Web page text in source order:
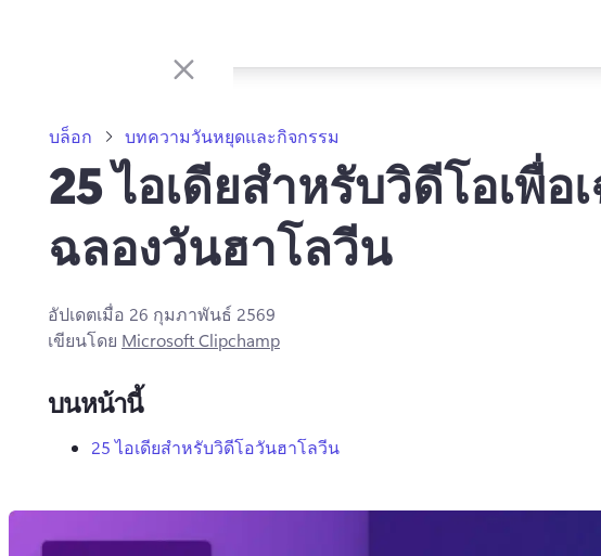
บล็อก บทความวันหยุดและกิจกรรม
25 ไอเดียสำหรับวิดีโอเพื่อ
ฉลองวันฮาโลวีน
อัปเดตเมื่อ 26 กุมภาพันธ์ 2569
เขียนโดย Microsoft Clipchamp
บนหน้านี้
25 ไอเดียสำหรับวิดีโอวันฮาโลวีน